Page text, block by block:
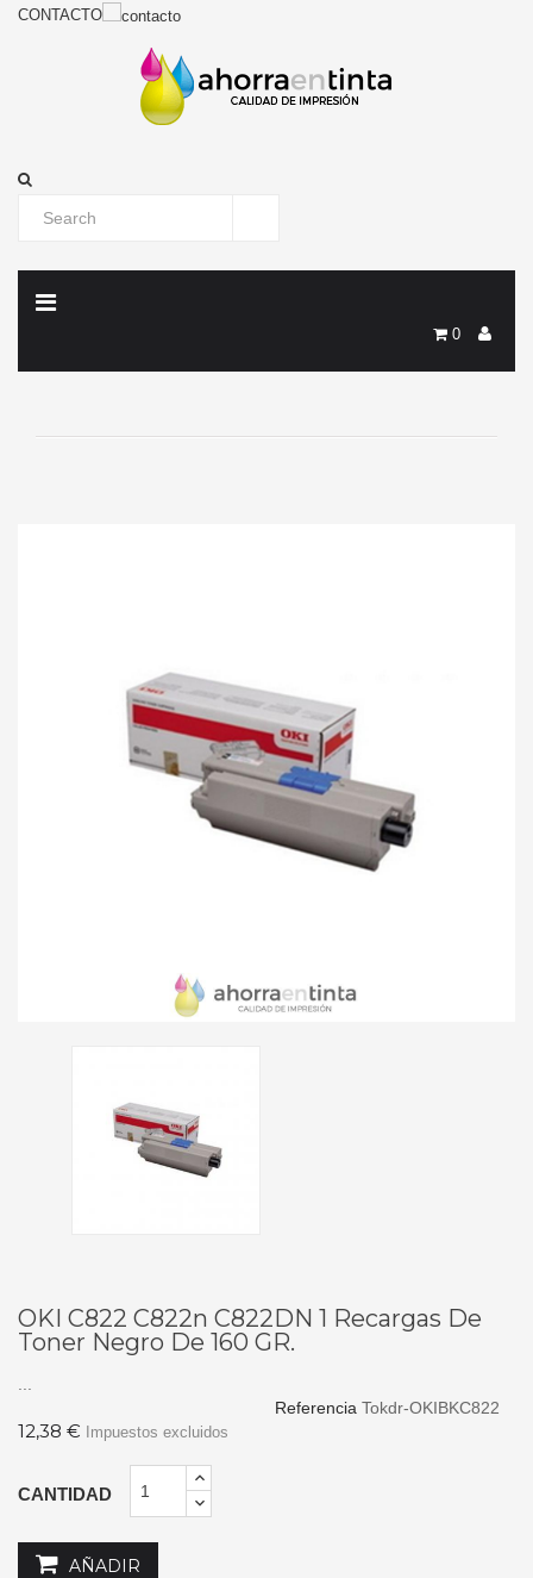
CONTACTO
0
OKI C822 C822n C822DN 1 Recargas De
Toner Negro De 160 GR.
Referencia Tokdr-OKIBKC822
12,38 € Impuestos excluidos
CANTIDAD
AÑADIR